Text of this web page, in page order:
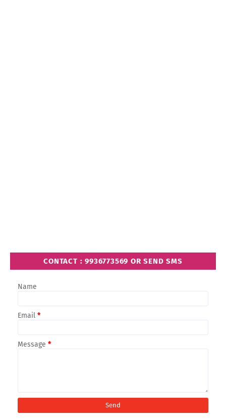
CONTACT : 9936773569 OR SEND SMS
Name
Email *
Message *